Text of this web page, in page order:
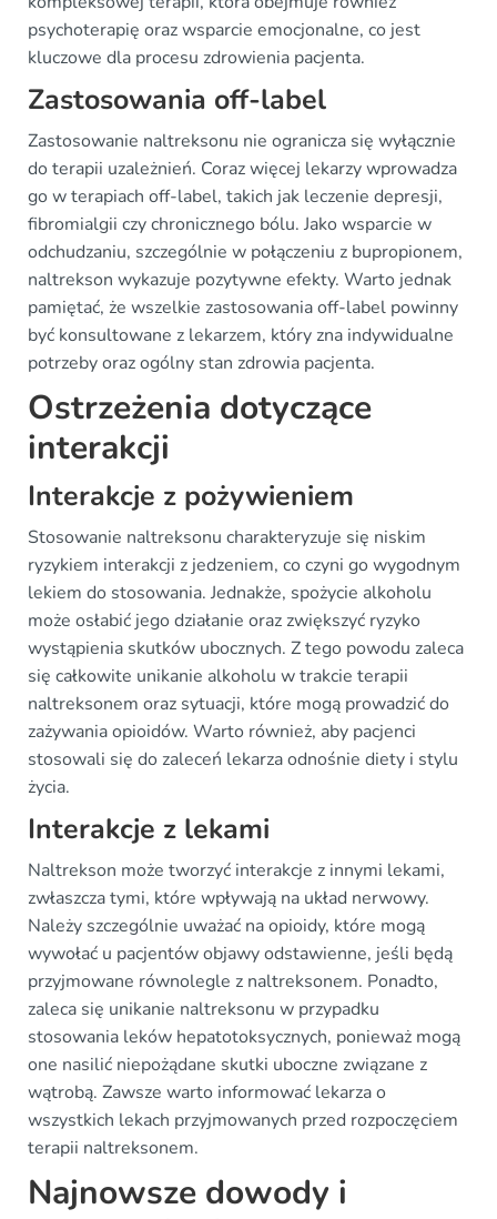
psychoterapię oraz wsparcie emocjonalne, co jest
kluczowe dla procesu zdrowienia pacjenta.
Zastosowania off-label
Zastosowanie naltreksonu nie ogranicza się wyłącznie
do terapii uzależnień. Coraz więcej lekarzy wprowadza
go w terapiach off-label, takich jak leczenie depresji,
fibromialgii czy chronicznego bólu. Jako wsparcie w
odchudzaniu, szczególnie w połączeniu z bupropionem,
naltrekson wykazuje pozytywne efekty. Warto jednak
pamiętać, że wszelkie zastosowania off-label powinny
być konsultowane z lekarzem, który zna indywidualne
potrzeby oraz ogólny stan zdrowia pacjenta.
Ostrzeżenia dotyczące
interakcji
Interakcje z pożywieniem
Stosowanie naltreksonu charakteryzuje się niskim
ryzykiem interakcji z jedzeniem, co czyni go wygodnym
lekiem do stosowania. Jednakże, spożycie alkoholu
może osłabić jego działanie oraz zwiększyć ryzyko
wystąpienia skutków ubocznych. Z tego powodu zaleca
się całkowite unikanie alkoholu w trakcie terapii
naltreksonem oraz sytuacji, które mogą prowadzić do
zażywania opioidów. Warto również, aby pacjenci
stosowali się do zaleceń lekarza odnośnie diety i stylu
życia.
Interakcje z lekami
Naltrekson może tworzyć interakcje z innymi lekami,
zwłaszcza tymi, które wpływają na układ nerwowy.
Należy szczególnie uważać na opioidy, które mogą
wywołać u pacjentów objawy odstawienne, jeśli będą
przyjmowane równolegle z naltreksonem. Ponadto,
zaleca się unikanie naltreksonu w przypadku
stosowania leków hepatotoksycznych, ponieważ mogą
one nasilić niepożądane skutki uboczne związane z
wątrobą. Zawsze warto informować lekarza o
wszystkich lekach przyjmowanych przed rozpoczęciem
terapii naltreksonem.
Najnowsze dowody i